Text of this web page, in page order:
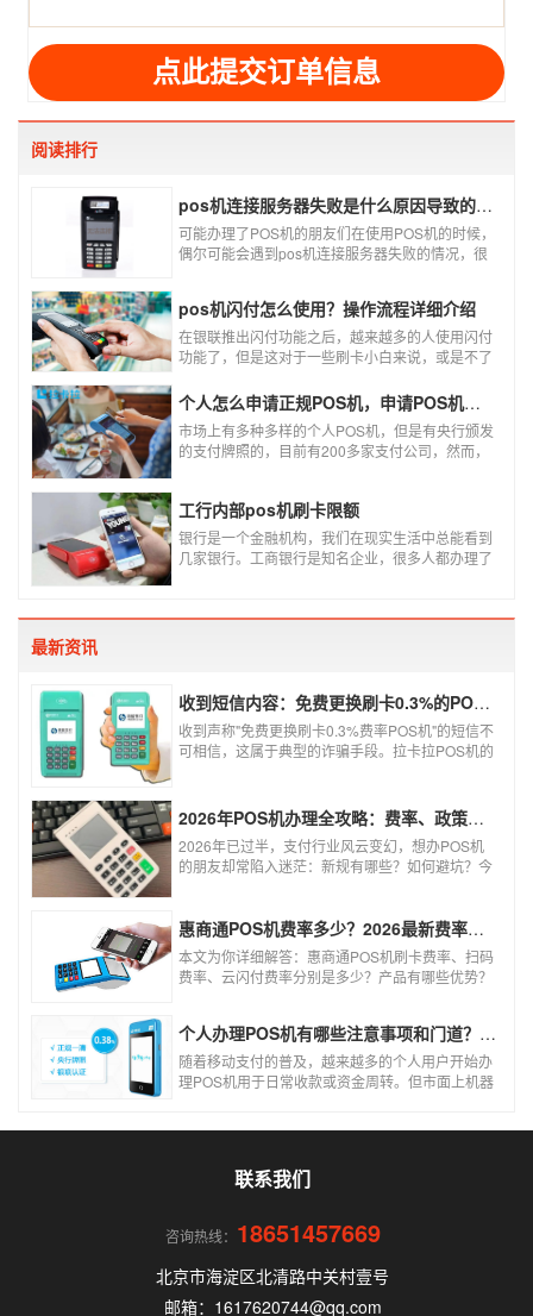
址
阅读排行
pos机连接服务器失败是什么原因导致的？附解决办法
可能办理了POS机的朋友们在使用POS机的时候，
偶尔可能会遇到pos机连接服务器失败的情况，很
失败是什么原因导致的？以及出现这种情况又该如
何解决。
pos机闪付怎么使用？操作流程详细介绍
在银联推出闪付功能之后，越来越多的人使用闪付
功能了，但是这对于一些刷卡小白来说，或是不了
闪付功能，因此，针对这种情况，下面小编就来给
大家讲一讲POS机闪付怎么挥卡操作交易。
个人怎么申请正规POS机，申请POS机需要注意什么？
市场上有多种多样的个人POS机，但是有央行颁发
的支付牌照的，目前有200多家支付公司，然而，
就很危险了，资金不到账、被盗刷的可能性大大增
加。
工行内部pos机刷卡限额
银行是一个金融机构，我们在现实生活中总能看到
几家银行。工商银行是知名企业，很多人都办理了
最新资讯
收到短信内容：免费更换刷卡0.3%的POS机，可以相信吗？
收到声称"免费更换刷卡0.3%费率POS机"的短信不
可相信，这属于典型的诈骗手段。拉卡拉POS机的
风险。以下结合权威信息分析原因及应对建议：2026年POS机办理全攻略：费率、政策、避坑一篇讲清
2026年已过半，支付行业风云变幻，想办POS机
的朋友却常陷入迷茫：新规有哪些？如何避坑？今
使用！
惠商通POS机费率多少？2026最新费率标准及办理全攻略
本文为你详细解答：惠商通POS机刷卡费率、扫码
费率、云闪付费率分别是多少？产品有哪些优势？
个人办理POS机有哪些注意事项和门道？（2026最新避坑指南）
随着移动支付的普及，越来越多的个人用户开始办
理POS机用于日常收款或资金周转。但市面上机器
联系我们
咨询热线： 18651457669
北京市海淀区北清路中关村壹号
邮箱：1617620744@qq.com